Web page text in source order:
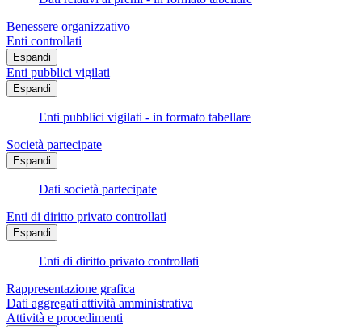
Benessere organizzativo
Enti controllati
Espandi
Enti pubblici vigilati
Espandi
Enti pubblici vigilati - in formato tabellare
Società partecipate
Espandi
Dati società partecipate
Enti di diritto privato controllati
Espandi
Enti di diritto privato controllati
Rappresentazione grafica
Dati aggregati attività amministrativa
Attività e procedimenti